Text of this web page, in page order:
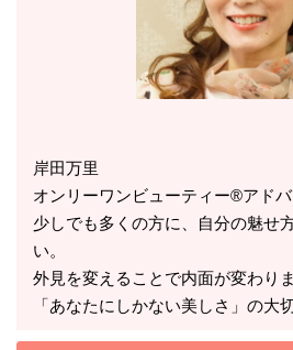
岸田万里
オンリーワンビューティー®アド
少しでも多くの方に、自分の魅せ
い。
外見を変えることで内面が変わりま
「あなたにしかない美しさ」の大